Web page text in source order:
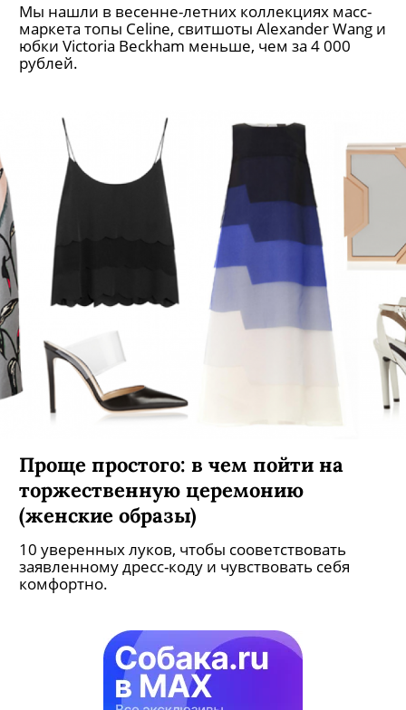
Мы нашли в весенне-летних коллекциях масс-
маркета топы Celine, свитшоты Alexander Wang и
юбки Victoria Beckham меньше, чем за 4 000
рублей.
Проще простого: в чем пойти на
торжественную церемонию
(женские образы)
10 уверенных луков, чтобы сооветствовать
заявленному дресс-коду и чувствовать себя
комфортно.